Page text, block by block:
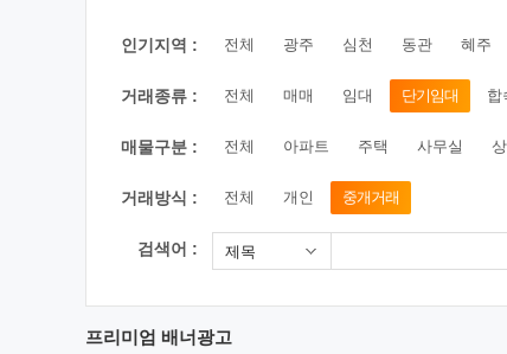
인기지역 : 전체 광주 심천 동관 혜주
거래종류 : 전체 매매 임대 단기임대 합
매물구분 : 전체 아파트 주택 사무실
거래방식 : 전체 개인 중개거래
검색어 : 제목
프리미엄 배너광고